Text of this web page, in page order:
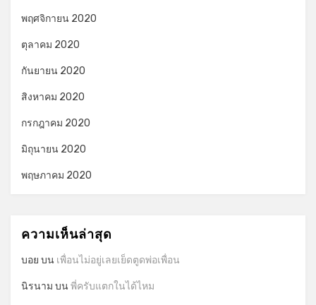
พฤศจิกายน 2020
ตุลาคม 2020
กันยายน 2020
สิงหาคม 2020
กรกฎาคม 2020
มิถุนายน 2020
พฤษภาคม 2020
ความเห็นล่าสุด
บอย บน เพื่อนไม่อยู่เลยเย็ดตูดพ่อเพื่อน
นิรนาม บนพี่ครับแตกในได้ไหม